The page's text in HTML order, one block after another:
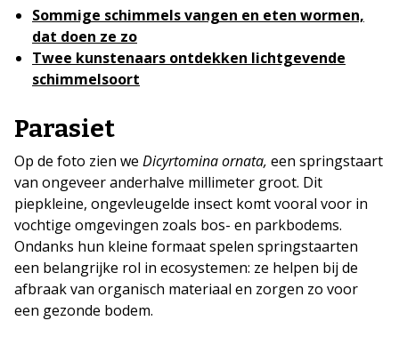
Sommige schimmels vangen en eten wormen,
dat doen ze zo
Twee kunstenaars ontdekken lichtgevende
schimmelsoort
Parasiet
Op de foto zien we Dicyrtomina ornata, een springstaart
van ongeveer anderhalve millimeter groot. Dit
piepkleine, ongevleugelde insect komt vooral voor in
vochtige omgevingen zoals bos- en parkbodems.
Ondanks hun kleine formaat spelen springstaarten
een belangrijke rol in ecosystemen: ze helpen bij de
afbraak van organisch materiaal en zorgen zo voor
een gezonde bodem.